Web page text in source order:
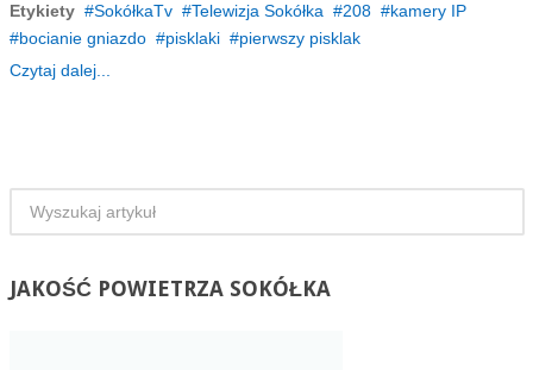
Etykiety
SokółkaTv Telewizja Sokółka 208
kamery IP
bocianie gniazdo
pisklaki
pierwszy pisklak
Czytaj dalej...
JAKOŚĆPOWIETRZA SOKÓŁKA